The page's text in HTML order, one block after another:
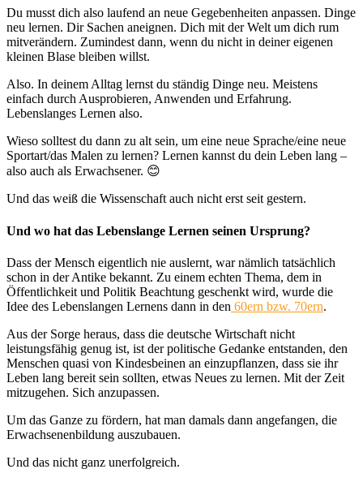
Du musst dich also laufend an neue Gegebenheiten anpassen. Dinge
neu lernen. Dir Sachen aneignen. Dich mit der Welt um dich rum
mitverändern. Zumindest dann, wenn du nicht in deiner eigenen
kleinen Blase bleiben willst.
Also. In deinem Alltag lernst du ständig Dinge neu. Meistens
einfach durch Ausprobieren, Anwenden und Erfahrung.
Lebenslanges Lernen also.
Wieso solltest du dann zu alt sein, um eine neue Sprache/eine neue
Sportart/das Malen zu lernen? Lernen kannst du dein Leben lang –
also auch als Erwachsener. 😊
Und das weiß die Wissenschaft auch nicht erst seit gestern.
Und wo hat das Lebenslange Lernen seinen Ursprung?
Dass der Mensch eigentlich nie auslernt, war nämlich tatsächlich
schon in der Antike bekannt. Zu einem echten Thema, dem in
Öffentlichkeit und Politik Beachtung geschenkt wird, wurde die
Idee des Lebenslangen Lernens dann in den 60ern bzw. 70ern.
Aus der Sorge heraus, dass die deutsche Wirtschaft nicht
leistungsfähig genug ist, ist der politische Gedanke entstanden, den
Menschen quasi von Kindesbeinen an einzupflanzen, dass sie ihr
Leben lang bereit sein sollten, etwas Neues zu lernen. Mit der Zeit
mitzugehen. Sich anzupassen.
Um das Ganze zu fördern, hat man damals dann angefangen, die
Erwachsenenbildung auszubauen.
Und das nicht ganz unerfolgreich.